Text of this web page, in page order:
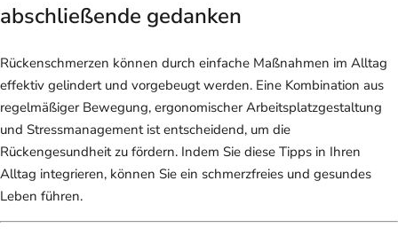
abschließende gedanken
Rückenschmerzen können durch einfache Maßnahmen im Alltag
effektiv gelindert und vorgebeugt werden. Eine Kombination aus
regelmäßiger Bewegung, ergonomischer Arbeitsplatzgestaltung
und Stressmanagement ist entscheidend, um die
Rückengesundheit zu fördern. Indem Sie diese Tipps in Ihren
Alltag integrieren, können Sie ein schmerzfreies und gesundes
Leben führen.